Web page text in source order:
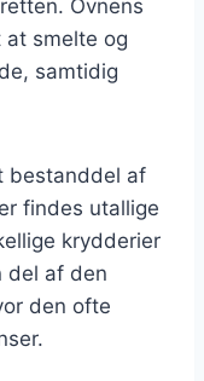
Ovnens
smelte og
samtidig
bestanddel af
findes utallige
krydderier
del af den
den ofte